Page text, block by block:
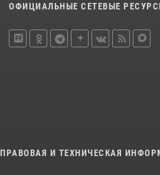
ОФИЦИАЛЬНЫЕ СЕТЕВЫЕ
ПРАВОВАЯ И ТЕХНИЧЕСКАЯ